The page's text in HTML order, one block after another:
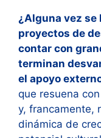
¿Alguna vez se
proyectos de
contar con
terminan
el apoyo
que resuena
y, francamente,
dinámica de